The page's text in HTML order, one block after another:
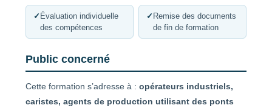
✓ Évaluation individuelle
des compétences
✓ Remise des documents
de fin de formation
Public concerné
Cette formation s’adresse à : opérateurs industriels,
caristes, agents de production utilisant des ponts